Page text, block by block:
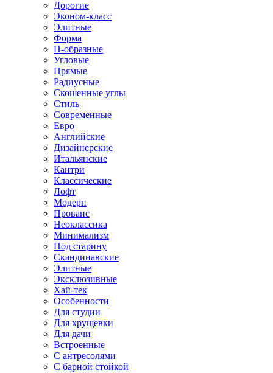
Дорогие
Эконом-класс
Элитные
Форма
П-образные
Угловые
Прямые
Радиусные
Скошенные углы
Стиль
Современные
Евро
Английские
Дизайнерские
Итальянские
Кантри
Классические
Лофт
Модерн
Прованс
Неоклассика
Минимализм
Под старину
Скандинавские
Элитные
Эксклюзивные
Хай-тек
Особенности
Для студии
Для хрущевки
Для дачи
Встроенные
С антресолями
С барной стойкой